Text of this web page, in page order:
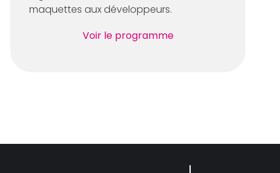
maquettes aux développeurs.
Voir le programme